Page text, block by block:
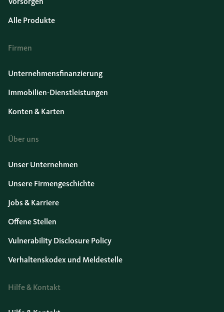
Alle Produkte
Firmen
Unternehmensfinanzierung
Immobilien-Dienstleistungen
Konten & Karten
Über uns
Unser Unternehmen
Unsere Firmengeschichte
Jobs & Karriere
Offene Stellen
Vulnerability Disclosure Policy
Verhaltenskodex und Meldestelle
Hilfe & Kontakt